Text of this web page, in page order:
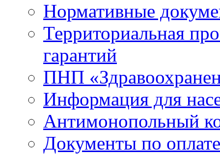
Нормативные
Территориальная
гарантий
ПНП
Информация для
Антимонопольный
Документы по